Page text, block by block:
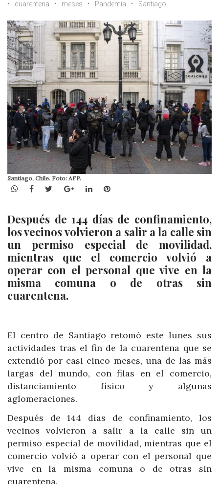
cuarentena
meses Pandemia Santiago
Santiago, Chile. Foto: AFP.
WhatsApp
Facebook
TwitterGoogle+LinkedInPinterest
Después de 144 días de confinamiento,
los vecinos volvieron a salir a la calle sin
un permiso especial de movilidad,
mientras que el comercio volvió a
operar con el personal que vive en la
misma comuna o de otras sin
cuarentena.
El centro de Santiago retomó este lunes sus
actividades tras el fin de la cuarentena que se
extendió por casi cinco meses, una de las más
largas del mundo, con filas en el comercio,
distanciamiento físico y algunas
aglomeraciones.
Después de 144 días de confinamiento, los
vecinos volvieron a salir a la calle sin un
permiso especial de movilidad, mientras que el
comercio volvió a operar con el personal que
vive en la misma comuna o de otras sin
cuarentena.